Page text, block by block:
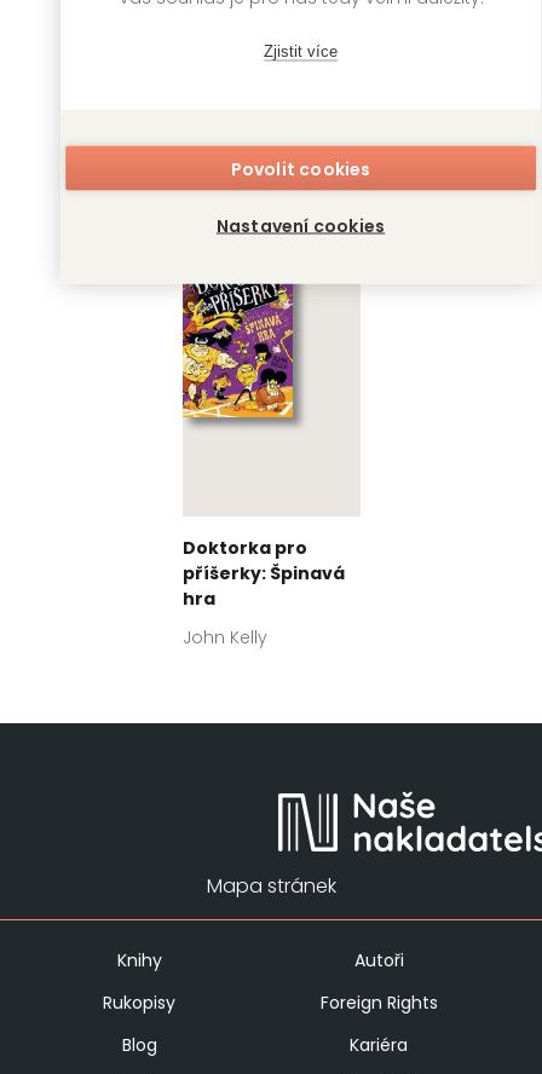
Zjistit více
Povolit cookies
Nastavení cookies
příšerky: Odpudivá
záchranná akce
příšerky: Slizký
zločin
John Kelly
Doktorka pro
příšerky: Špinavá
hra
John Kelly
Mapa stránek
Knihy
Autoři
Rukopisy
Foreign Rights
Blog
Kariéra